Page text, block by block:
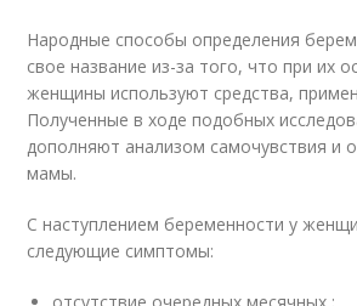
Народные способы определения
свое название из-за того, что при их
женщины используют средства,
Полученные в ходе подобных
дополняют анализом самочувствия и
мамы.
С наступлением беременности у
следующие симптомы: